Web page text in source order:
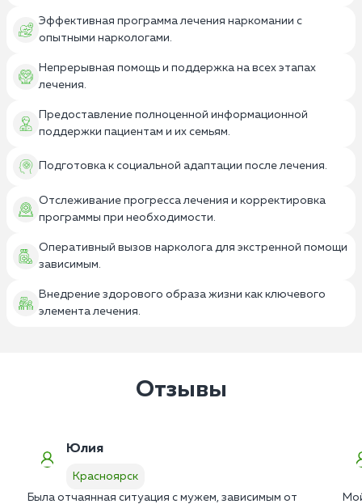
Эффективная программа лечения наркомании с
опытными наркологами.
Непрерывная помощь и поддержка на всех этапах
лечения.
Предоставление полноценной информационной
поддержки пациентам и их семьям.
Подготовка к социальной адаптации после лечения.
Отслеживание прогресса лечения и корректировка
программы при необходимости.
Оперативный вызов нарколога для экстренной помощи
зависимым.
Внедрение здорового образа жизни как ключевого
элемента лечения.
Отзывы
Юлия
Красноярск
Была отчаянная ситуация с мужем, зависимым от